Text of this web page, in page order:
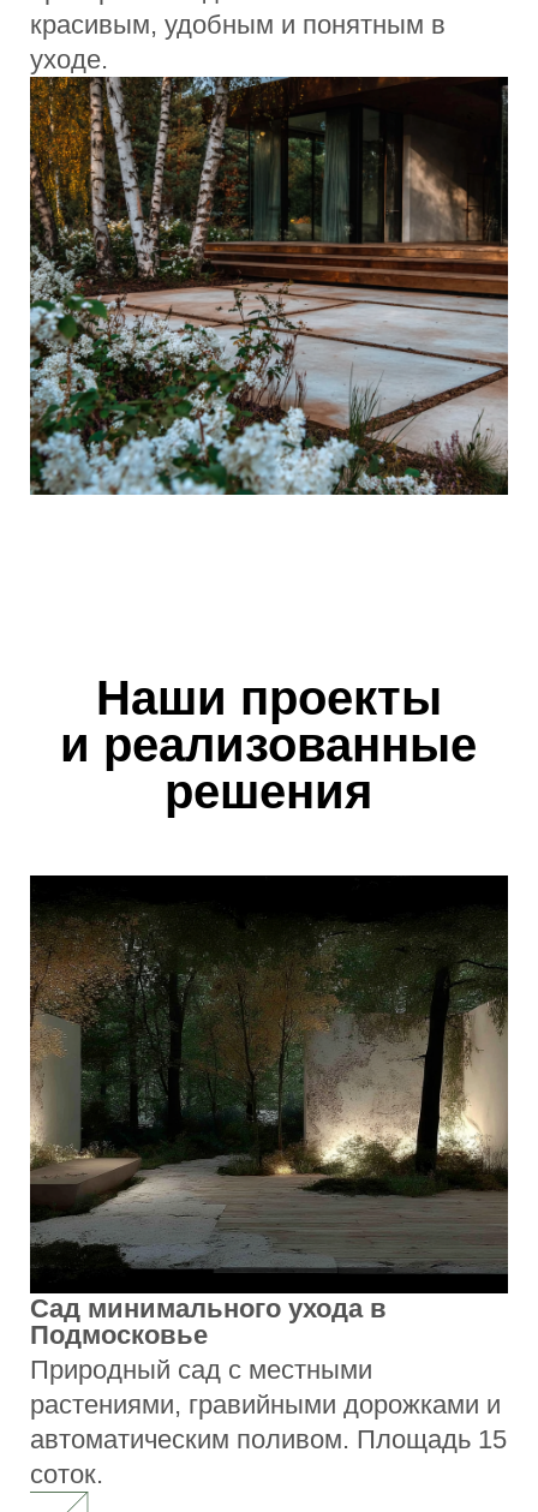
инженерные чертежи, смета.
✓ Выезд на участок
✓ 2-3 варианта планировки
✓ Рабочие чертежи
✓ Авторский надзор (опция)
от 1500 ₽/ м2
Реализация под ключ
Проект + строительство + инженерия
+ озеленение. Полный цикл работ от
идеи до сдачи.
✓ Все этапы включены
✓ Гарантия на работы
✓ Контроль качества
✓ Прозрачная смета
мощение или строительство — можем
реализовать отдельные этапы.
✓ Автополив от 80 000 ₽
✓ Дренаж от 1200 ₽/м
✓ Освещение от 60 000 ₽
договорная
по смете
Блог о ландшафте
Экспертные статьи о ландшафтном
дизайне, растениях и уходе за садом